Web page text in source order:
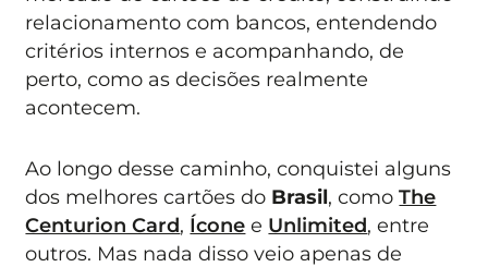
relacionamento com bancos, entendendo
critérios internos e acompanhando, de
perto, como as decisões realmente
acontecem.
Ao longo desse caminho, conquistei alguns
dos melhores cartões do Brasil, comoThe
Centurion Card, Ícone e Unlimited, entre
outros. Mas nada disso veio apenas de